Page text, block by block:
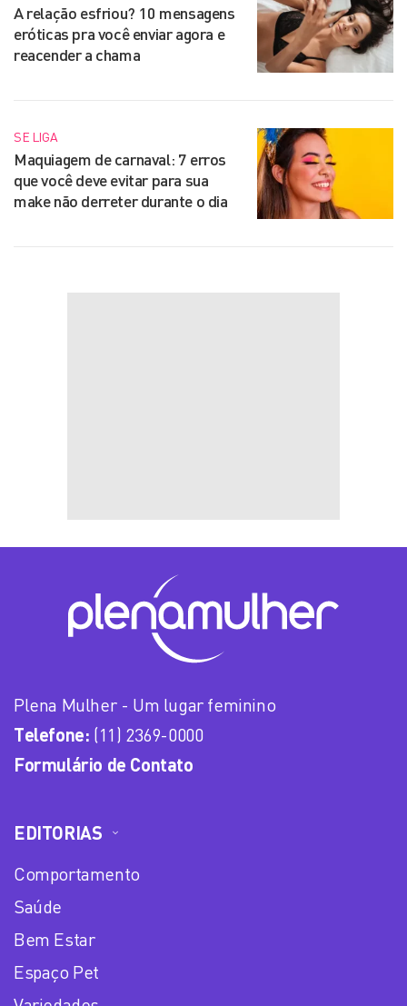
A relação esfriou? 10 mensagens
eróticas pra você enviar agora e
reacender a chama
SE LIGA
Maquiagem de carnaval: 7 erros
que você deve evitar para sua
make não derreter durante o dia
Plena Mulher - Um lugar feminino
Telefone: (11) 2369-0000
Formulário de Contato
EDITORIAS
Comportamento
Saúde
Bem Estar
Espaço Pet